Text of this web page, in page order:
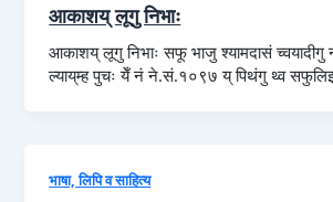
आकाशय् लूगु निभाः
आकाशय् लूगु निभाः सफू भाजु श्यामदासं च्वयादीगु
ल्याय्‌म्ह पुचः येँ नं ने.सं.१०९७ य् पिथंगु थ्व
भाषा, लिपि व साहित्य